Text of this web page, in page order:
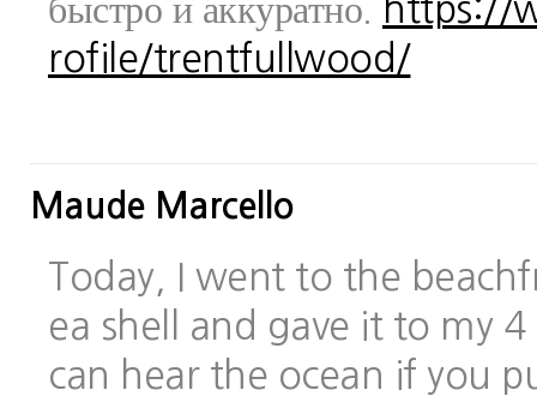
быстро и аккуратно.
https://
rofile/trentfullwood/
Maude Marcello
Today, I went to the
ea shell and gave it to my
can hear the ocean if you